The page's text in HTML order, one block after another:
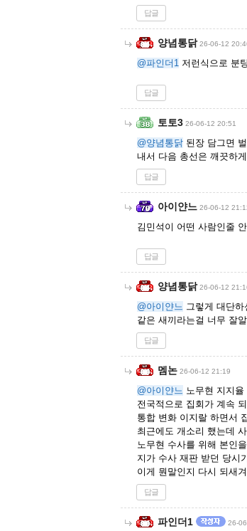
답글
양념통닭 26-06-12
@파인더1 저런식으로 분
답글
토토3 26-06-12 20:51
@양념통닭 된장 담그면
내서 다음 총선은 깨끗하
답글
아이얀느 26-06-12
김민석이 어떤 사람인줄
답글
양념통닭 26-06-12
@아이얀느 그렇게 대단
같은 새끼라는걸 너무 잘
답글
멤논 26-06-12 21:19
@아이얀느 노무현 지지
전국적으로 집회가 계속
통합 변화 이지랄 하면서
최근에도 개소리 했는데
노무현 수사를 위해 본인
지가 수사 재판 받던 당시
이게 뭔말인지 다시 되새
답글
파인더1 26-